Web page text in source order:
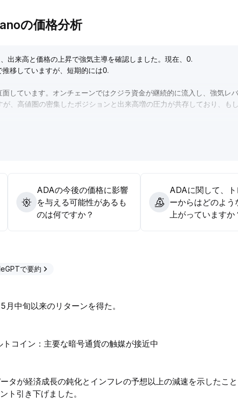
の価格分析
出来高と価格の上昇で強気主導を確認しました。現在、0.
移していますが、短期的には0.
しています。オンチェーンではクジラ資金が継続的に流入し、強気レ
、高値圏の密集したポジションと出来高増の圧力が共存しており、も
です。中長期的に見ると、エコシステムのアップグレードやLayer2進
家の活動低下やガバナンスの不確実性に継続的な注視が必要です。戦略
ADAの今後の価格に影響
を与える可能性があるも
のは何ですか？
ADAに関して、
ーからはどのよう
上がっていますか
で要約
中旬以来のリターンを得た。
コイン：主要な暗号通貨の触媒が接近中
タが経済成長の鈍化とインフレの予想以上の減速を示したこと
ト引き下げました。